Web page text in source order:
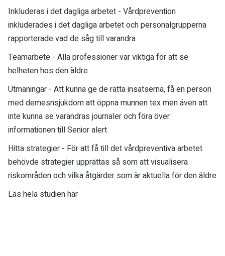
Inkluderas i det dagliga arbetet - Vårdprevention
inkluderades i det dagliga arbetet och personalgrupperna
rapporterade vad de såg till varandra
Teamarbete - Alla professioner var viktiga för att se
helheten hos den äldre
Utmaningar - Att kunna ge de rätta insatserna, få en person
med demesnsjukdom att öppna munnen tex men även att
inte kunna se varandras journaler och föra över
informationen till Senior alert
Hitta strategier - För att få till det vårdpreventiva arbetet
behövde strategier upprättas så som att visualisera
riskområden och vilka åtgärder som är aktuella för den äldre
Läs hela studien här